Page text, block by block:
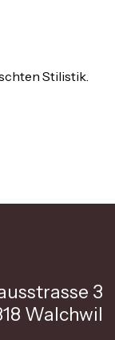
Stilistik.
3
Walchwil